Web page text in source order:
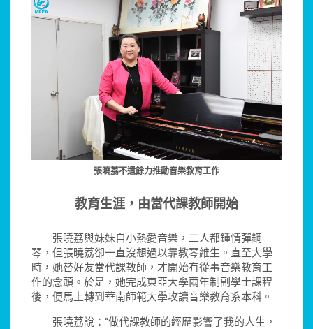
張曉荔不遺餘力推動音樂教育工作
教育生涯，由當代課教師開始
張曉荔與妹妹自小熱愛音樂，二人都鍾情彈鋼
琴，但張曉荔卻一直沒想過以靠教琴維生。直至大學
時，她替好友當代課教師，才開始有從事音樂教育工
作的念頭。於是，她完成東亞大學兩年制副學士課程
後，便馬上轉到華南師範大學攻讀音樂教育系本科。
張曉荔說：“做代課教師的經歷影響了我的人生，